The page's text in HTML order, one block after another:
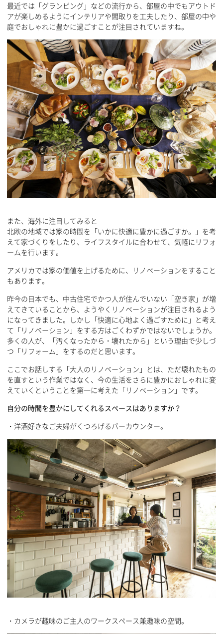
最近では「グランピング」などの流行から、部屋の中でもアウトド
アが楽しめるようにインテリアや間取りを工夫したり、部屋の中や
庭でおしゃれに豊かに過ごすことが注目されていますね。
また、海外に注目してみると
北欧の地域では家の時間を「いかに快適に豊かに過ごすか。」を考
えて家づくりをしたり、ライフスタイルに合わせて、気軽にリフォ
ームを行います。
アメリカでは家の価値を上げるために、リノベーションをすること
もあります。
昨今の日本でも、中古住宅でかつ人が住んでいない「空き家」が増
えてきていることから、ようやくリノベーションが注目されるよう
になってきました。しかし「快適に心地よく過ごすために」と考え
て「リノベーション」をする方はごくわずかではないでしょうか。
多くの人が、「汚くなったから・壊れたから」という理由で少しづ
つ「リフォーム」をするのだと思います。
ここでお話しする「大人のリノベーション」とは、ただ壊れたもの
を直すという作業ではなく、今の生活をさらに豊かにおしゃれに変
えていくということを第一に考えた「リノベーション」です。
自分の時間を豊かにしてくれるスペースはありますか？
・洋酒好きなご夫婦がくつろげるバーカウンター。
・カメラが趣味のご主人のワークスペース兼趣味の空間。